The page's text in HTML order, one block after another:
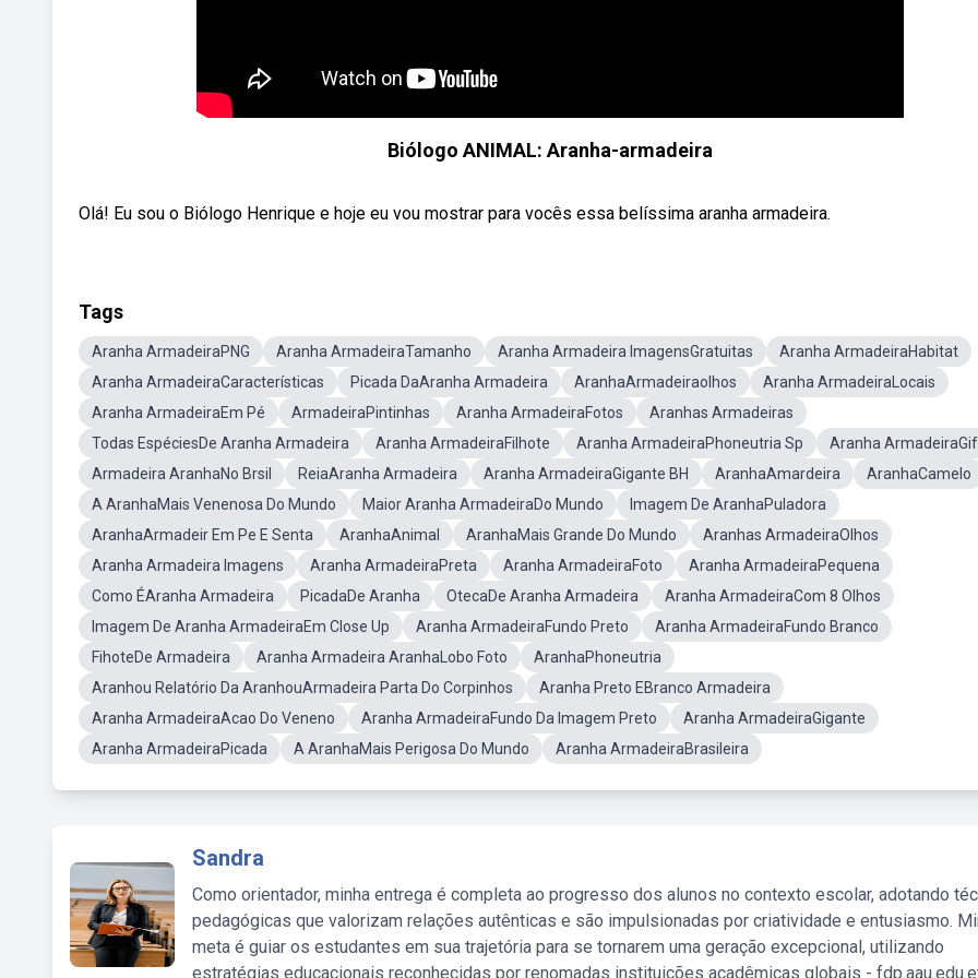
Biólogo ANIMAL: Aranha-armadeira
Olá! Eu sou o Biólogo Henrique e hoje eu vou mostrar para vocês essa belíssima aranha armadeira.
Tags
Aranha ArmadeiraPNG Aranha ArmadeiraTamanho Aranha Armadeira ImagensGratuitas
Aranha ArmadeiraHabitat
Aranha ArmadeiraCaracterísticas
Picada DaAranha Armadeira AranhaArmadeiraolhos
Aranha ArmadeiraLocais
Aranha ArmadeiraEm Pé
ArmadeiraPintinhas Aranha ArmadeiraFotos
Aranhas Armadeiras
Todas EspéciesDe Aranha Armadeira
Aranha ArmadeiraFilhote Aranha ArmadeiraPhoneutria Sp
Aranha
Armadeira AranhaNo Brsil
ReiaAranha Armadeira Aranha ArmadeiraGigante BH AranhaAmardeira
AranhaCamelo
A AranhaMais Venenosa Do Mundo
Maior Aranha ArmadeiraDo Mundo
Imagem De AranhaPuladora
AranhaArmadeir Em Pe E Senta
AranhaAnimal AranhaMais Grande Do Mundo
Aranhas ArmadeiraOlhos
Aranha Armadeira Imagens
Aranha ArmadeiraPreta Aranha ArmadeiraFoto
Aranha ArmadeiraPequena
Como ÉAranha Armadeira
PicadaDe Aranha OtecaDe Aranha Armadeira
Aranha ArmadeiraCom 8 Olhos
Imagem De Aranha ArmadeiraEm Close Up
Aranha ArmadeiraFundo Preto
Aranha ArmadeiraFundo Branco
FihoteDe Armadeira
Aranha Armadeira AranhaLobo Foto
AranhaPhoneutria
Aranhou Relatório Da AranhouArmadeira Parta Do Corpinhos
Aranha Preto EBranco Armadeira
Aranha ArmadeiraAcao Do Veneno
Aranha ArmadeiraFundo Da Imagem Preto
Aranha ArmadeiraGigante
Aranha ArmadeiraPicada
A AranhaMais Perigosa Do Mundo Aranha ArmadeiraBrasileira
Sandra
Como orientador, minha entrega é completa ao progresso dos alunos no contexto escolar, adotando
pedagógicas que valorizam relações autênticas e são impulsionadas por criatividade e entusiasmo.
meta é guiar os estudantes em sua trajetória para se tornarem uma geração excepcional, utilizando
estratégias educacionais reconhecidas por renomadas instituições acadêmicas globais -